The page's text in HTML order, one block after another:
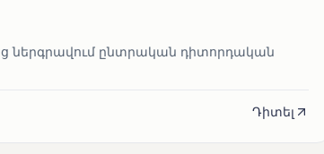
ներգրավում ընտրական դիտորդական
Դիտել